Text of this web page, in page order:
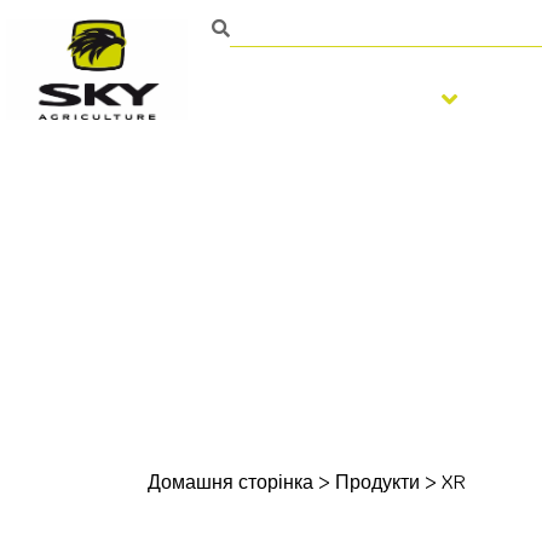
Домашня сторінка > Продукти > XR